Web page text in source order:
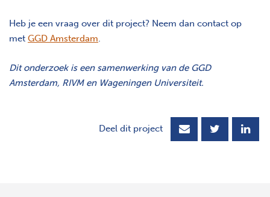
Heb je een vraag over dit project? Neem dan contact op
met GGD Amsterdam.
Dit onderzoek is een samenwerking van de GGD
Amsterdam, RIVM en Wageningen Universiteit.
Deel dit project